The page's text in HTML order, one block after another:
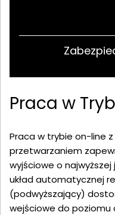
Praca w
Praca w trybie on-line
przetwarzaniem
wyjściowe o najwyższej
układ automatycznej
(podwyższający)
wejściowe do